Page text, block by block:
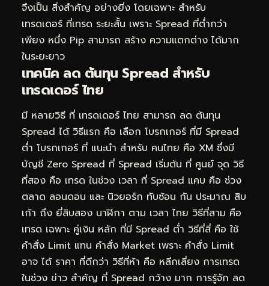
จึงเป็น สิ่งสำคัญ อย่างยิ่ง โดยเฉพาะ สำหรับ
เทรดเดอร์ ที่เทรด ระยะสั้น เพราะ Spread ที่ต่ำกว่า
เพียง หนึ่ง Pip สามารถ สร้าง ความแตกต่าง ได้มาก
ในระยะยาว
เทคนิค ลด ต้นทุน Spread สำหรับ
เทรดเดอร์ ไทย
มี หลายวิธี ที่ เทรดเดอร์ ไทย สามารถ ลด ต้นทุน
Spread ได้ วิธีแรก คือ เลือก โบรกเกอร์ ที่มี Spread
ต่ำ โบรกเกอร์ ที่ แนะนำ สำหรับ คนไทย คือ XM ซึ่งมี
บัญชี Zero Spread ที่ Spread เริ่มต้น ที่ ศูนย์ จุด วิธี
ที่สอง คือ เทรด ในช่วง เวลา ที่ Spread แคบ คือ ช่วง
ตลาด ลอนดอน และ นิวยอร์ก ทับซ้อน กัน ประมาณ สิบ
เก้า ถึง ยี่สิบสอง นาฬิกา ตาม เวลา ไทย วิธีที่สาม คือ
เทรด เฉพาะ คู่เงิน หลัก ที่มี Spread ต่ำ วิธีที่สี่ คือ ใช้
คำสั่ง Limit แทน คำสั่ง Market เพราะ คำสั่ง Limit
อาจ ได้ ราคา ที่ดีกว่า วิธีที่ห้า คือ หลีกเลี่ยง การเทรด
ในช่วง ข่าว สำคัญ ที่ Spread กว้าง มาก การรู้จัก ลด